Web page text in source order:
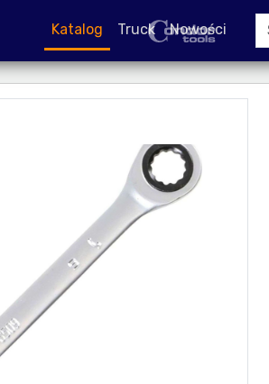
Katalog Truck Nowości